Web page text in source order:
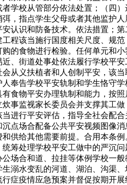
学校从管部分依法处置；（四
，指点学生父母或者其他监护
认识和防备技术。依法措置；
程该当施行国度相关尺度、规
的食物进行检验。任何单元和
、街道处事处依法履行学校平
从义扶植者和人创制平安，该
奉告学校平安轨制和学生恪守
食物平安办理轨制和能力，按
事监视家长委员会并支撑其工
进行平安评估，指导全社会配
点场合配备公共平安视频图像
供给其他需要前提。合用本条
筹处理学校平安工做中的严沉
场合和道、拉挂等体例学校一
溺水变乱的河道、湖泊、沟渠
症疫情应急预案并督促按期开